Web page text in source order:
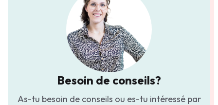
Besoin de conseils?
As-tu besoin de conseils ou es-tu intéressé par